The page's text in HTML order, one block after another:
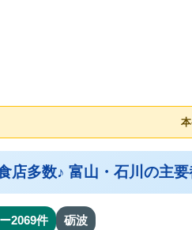
店多数♪ 富山・石川の主
2069件 砺波